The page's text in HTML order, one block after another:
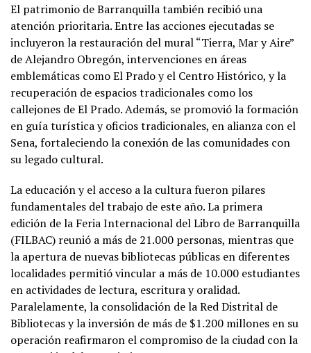
El patrimonio de Barranquilla también recibió una
atención prioritaria. Entre las acciones ejecutadas se
incluyeron la restauración del mural “Tierra, Mar y Aire”
de Alejandro Obregón, intervenciones en áreas
emblemáticas como El Prado y el Centro Histórico, y la
recuperación de espacios tradicionales como los
callejones de El Prado. Además, se promovió la formación
en guía turística y oficios tradicionales, en alianza con el
Sena, fortaleciendo la conexión de las comunidades con
su legado cultural.
La educación y el acceso a la cultura fueron pilares
fundamentales del trabajo de este año. La primera
edición de la Feria Internacional del Libro de Barranquilla
(FILBAC) reunió a más de 21.000 personas, mientras que
la apertura de nuevas bibliotecas públicas en diferentes
localidades permitió vincular a más de 10.000 estudiantes
en actividades de lectura, escritura y oralidad.
Paralelamente, la consolidación de la Red Distrital de
Bibliotecas y la inversión de más de $1.200 millones en su
operación reafirmaron el compromiso de la ciudad con la